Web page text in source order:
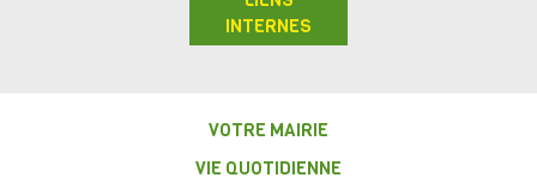
INTERNES
VOTRE MAIRIE
VIE QUOTIDIENNE